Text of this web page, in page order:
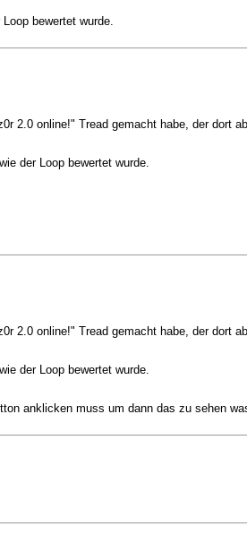
bewertet wurde.
2.0 online!" Tread gemacht habe, der dort
der Loop bewertet wurde.
2.0 online!" Tread gemacht habe, der dort
der Loop bewertet wurde.
anklicken muss um dann das zu sehen